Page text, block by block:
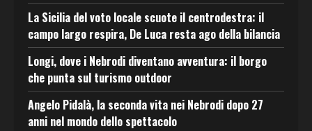
La Sicilia del voto locale scuote il centrodestra: il
campo largo respira, De Luca resta ago della bilancia
Longi, dove i Nebrodi diventano avventura: il borgo
che punta sul turismo outdoor
Angelo Pidalà, la seconda vita nei Nebrodi dopo 27
anni nel mondo dello spettacolo